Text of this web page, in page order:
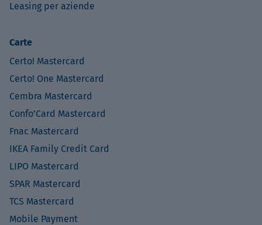
Leasing per aziende
Carte
Certo! Mastercard
Certo! One Mastercard
Cembra Mastercard
Confo’Card Mastercard
Fnac Mastercard
IKEA Family Credit Card
LIPO Mastercard
SPAR Mastercard
TCS Mastercard
Mobile Payment